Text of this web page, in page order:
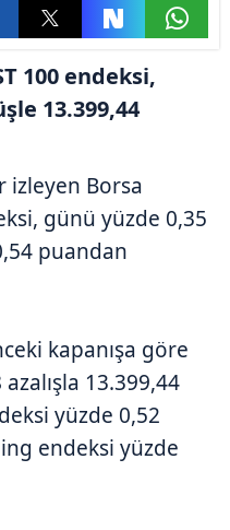
100 endeksi,
13.399,44
izleyen Borsa
günü yüzde 0,35
puandan
kapanışa göre
13.399,44
yüzde 0,52
endeksi yüzde